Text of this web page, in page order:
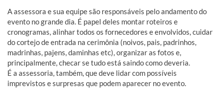
A assessora e sua equipe são responsáveis pelo andamento do
evento no grande dia. É papel deles montar roteiros e
cronogramas, alinhar todos os fornecedores e envolvidos, cuidar
do cortejo de entrada na cerimônia (noivos, pais, padrinhos,
madrinhas, pajens, daminhas etc), organizar as fotos e,
principalmente, checar se tudo está saindo como deveria.
É a assessoria, também, que deve lidar com possíveis
imprevistos e surpresas que podem aparecer no evento.